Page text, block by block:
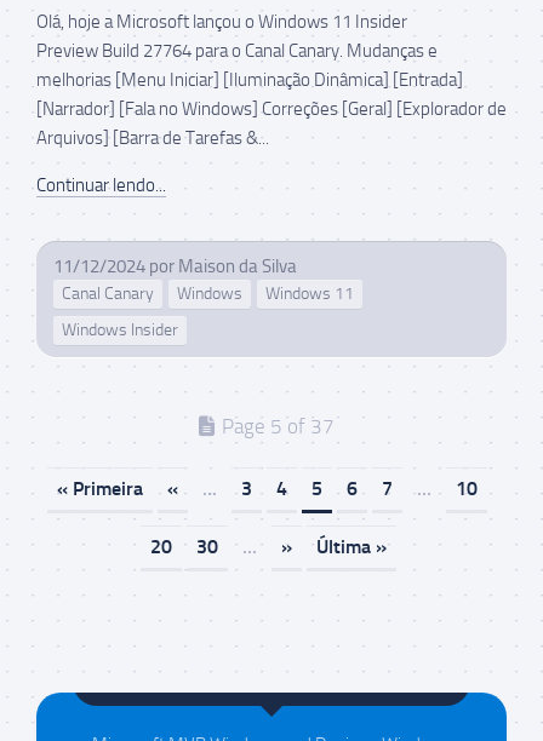
Olá, hoje a Microsoft lançou o Windows 11 Insider
Preview Build 27764 para o Canal Canary. Mudanças e
melhorias [Menu Iniciar] [Iluminação Dinâmica] [Entrada]
[Narrador] [Fala no Windows] Correções [Geral] [Explorador de
Arquivos] [Barra de Tarefas &...
Continuar lendo...
11/12/2024 por Maison da Silva
Canal Canary Windows
Windows 11
Windows Insider
Page 5 of 37
« Primeira « ... 3 4 5 6 7 ... 10
20 30 ... » Última »
Maison da Silva